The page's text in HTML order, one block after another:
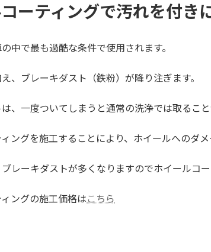
ーティングで汚れを付き
中で最も過酷な条件で使用されます。
、ブレーキダスト（鉄粉）が降り注ぎます。
、一度ついてしまうと通常の洗浄では取ること
ングを施工することにより、ホイールへのダメ
レーキダストが多くなりますのでホイールコー
ングの施工価格は こちら